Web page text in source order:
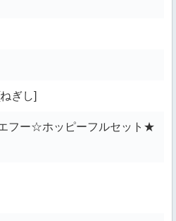
ぎし]
フー☆ホッピーフルセット★